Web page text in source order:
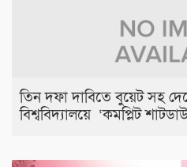
তিন দফা দাবিতে বুয়েট সহ
বিশ্ববিদ্যালয়ে ‘কমপ্লিট